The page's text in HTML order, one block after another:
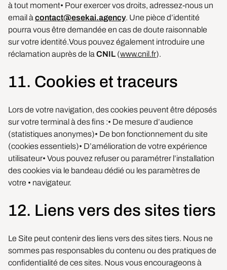
à tout moment• Pour exercer vos droits, adressez-nous un
email à contact@esekai.agency. Une pièce d’identité
pourra vous être demandée en cas de doute raisonnable
sur votre identité.Vous pouvez également introduire une
réclamation auprès de la CNIL (www.cnil.fr).
11. Cookies et traceurs
Lors de votre navigation, des cookies peuvent être déposés
sur votre terminal à des fins :• De mesure d’audience
(statistiques anonymes)• De bon fonctionnement du site
(cookies essentiels)• D’amélioration de votre expérience
utilisateur• Vous pouvez refuser ou paramétrer l’installation
des cookies via le bandeau dédié ou les paramètres de
votre • navigateur.
12. Liens vers des sites tiers
Le Site peut contenir des liens vers des sites tiers. Nous ne
sommes pas responsables du contenu ou des pratiques de
confidentialité de ces sites. Nous vous encourageons à